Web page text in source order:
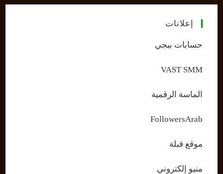
إعلانات
حسابات ببجي
VAST SMM
الماسة الرقمية
FollowersArab
موقع قبلة
منيو إلكتروني